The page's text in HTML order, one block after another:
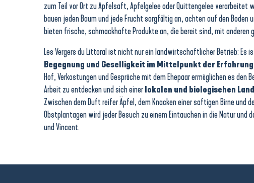
zum Teil vor Ort zu Apfelsaft, Apfelgelee oder Quittengelee verarbeitet
bauen jeden Baum und jede Frucht sorgfältig an, achten auf den Boden
bieten frische, schmackhafte Produkte an, die bereit sind, mit anderen
Les Vergers du Littoral ist nicht nur ein landwirtschaftlicher Betrieb: Es
Begegnung und Geselligkeit im Mittelpunkt der
Hof, Verkostungen und Gespräche mit dem Ehepaar ermöglichen es den
Arbeit zu entdecken und sich einerlokalen und biologischen
Zwischen dem Duft reifer Äpfel, dem Knacken einer saftigen Birne und
Obstplantagen wird jeder Besuch zu einem Eintauchen in die Natur und
und Vincent.